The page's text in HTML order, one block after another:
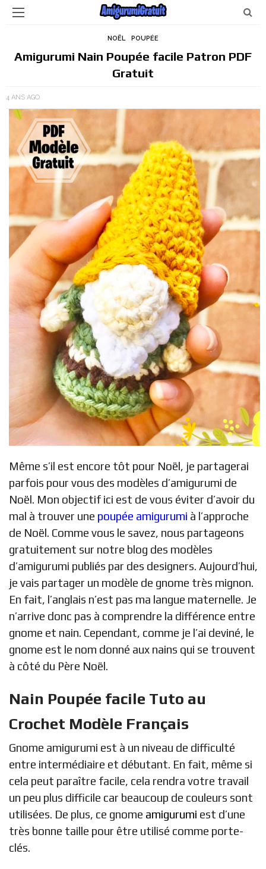
NOËL POUPÉE
Amigurumi Nain Poupée facile Patron PDF
Gratuit
4 ANS AGO
Même s’il est encore tôt pour Noël, je partagerai
parfois pour vous des modèles d’amigurumi de
Noël. Mon objectif ici est de vous éviter d’avoir du
mal à trouver une poupée amigurumi à l’approche
de Noël. Comme vous le savez, nous partageons
gratuitement sur notre blog des modèles
d’amigurumi publiés par des designers. Aujourd’hui,
je vais partager un modèle de gnome très mignon.
En fait, l’anglais n’est pas ma langue maternelle. Je
n’arrive donc pas à comprendre la différence entre
gnome et nain. Cependant, comme je l’ai deviné, le
gnome est le nom donné aux nains qui se trouvent
à côté du Père Noël.
Nain Poupée facile Tuto au
Crochet Modèle Français
Gnome amigurumi est à un niveau de difficulté
entre intermédiaire et débutant. En fait, même si
cela peut paraître facile, cela rendra votre travail
un peu plus difficile car beaucoup de couleurs sont
utilisées. De plus, ce gnome amigurumi est d’une
très bonne taille pour être utilisé comme porte-
clés.